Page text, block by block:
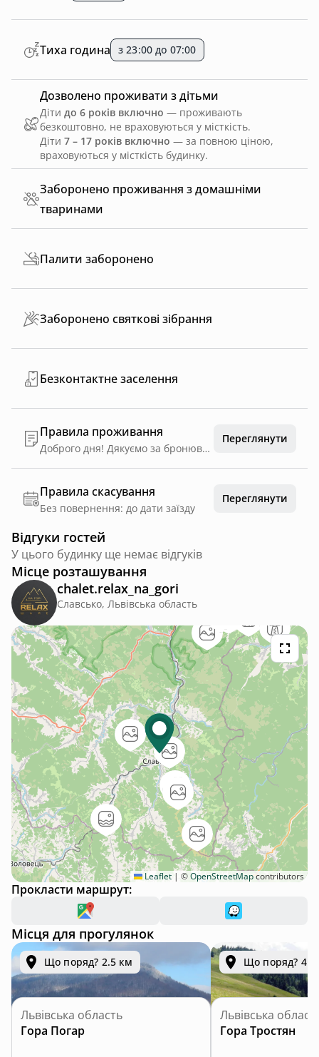
Заборонено проживання з домашніми
тваринами
Дозволено проживати з дітьми
Діти до 6 років включно — проживають
безкоштовно, не враховуються у місткість.
Діти 7 – 17 років включно — за повною ціною,
враховуються у місткість будинку.
Тиха година з 23:00 до 07:00
Палити заборонено
Заборонено святкові зібрання
Безконтактне заселення
Правила проживання
Доброго дня! Дякуємо за бронювання нашого будиночку💚 Щоб ми могли забронювати за вами будиночок за вказаними датами просимо внести передоплату 50% від суми проживання на карту Приват Банку 5457082543540806 Термін внесення передоплати становить 1 годину у разі відсутності передоплати за вказаним терміном ми будемо вимушені скасувати бронювання, а внесені кошти за бронювання на платформі hutshub повернуться вам на карту, з якої було здійснено платіж. Бажаємо спокійного дня🌿 Правила проживання в котеджах Шановні гості! Просимо ознайомитися з правилами проживання та дотримуватися їх для комфортного відпочинку всіх гостей. Час заїзду та виїзду - Заїзд – з 15:00. - Виїзд – до 12:00. Проживання - Наші котеджі призначені для спокійного сімейного відпочинку – пар та невеликих сімей. - Ми не приймаємо гучні компанії та гостей, які планують святкування днів народження, вечірок чи інших гучних заходів. - Проживання дозволене лише тій кількості гостей, яка була зазначена під час бронювання. Запрошувати сторонніх осіб без погодження з адміністрацією заборонено. Тиша та порядок - Просимо дотримуватися тиші та поважати відпочинок інших гостей. - Голосна музика на території заборонена. - Російська музика на території комплексу категорично заборонена. - Заборонено використовувати феєрверки, петарди та іншу піротехніку. Куріння - Куріння в котеджах категорично заборонене, оскільки вони побудовані з натурального дерева. - Куріння кальяну в котеджах також категорично заборонене. - Курити дозволяється лише у спеціально відведених місцях на території. Бережливе ставлення до майна - Просимо дбайливо ставитися до майна котеджу. - У разі пошкодження або втрати майна (посуду, меблів, техніки чи інших речей) гість відшкодовує повну вартість завданих збитків. Право адміністрації - У разі порушення правил проживання адміністрація має право зробити попередження. - Якщо порушення тривають, адміністрація залишає за собою право достроково виселити гостей без повернення коштів. Дякуємо за розуміння, взаємну повагу та бажаємо вам приємного, затишного і спокійного відпочинку!
Переглянути
Правила скасування
Без повернення: до дати заїзду
Переглянути
Відгуки гостей
У цього будинку ще немає відгуків
Місце розташування
chalet.relax_na_gori
Славсько, Львівська область
Leaflet | ©OpenStreetMapcontributors
Прокласти маршрут:
Місця для прогулянок
Що поряд? 2.5 км
Львівська область
Гора Погар
Що поряд? 4.1
Львівська
Гора Тростян